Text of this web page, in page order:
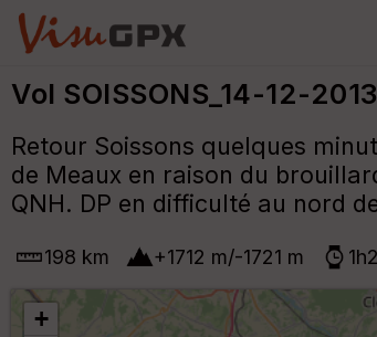
Vol SOISSONS_14-12-2013
Retour Soissons quelques
de Meaux en raison du
QNH. DP en difficulté au nord
198 km +1712 m/-1721 m
+